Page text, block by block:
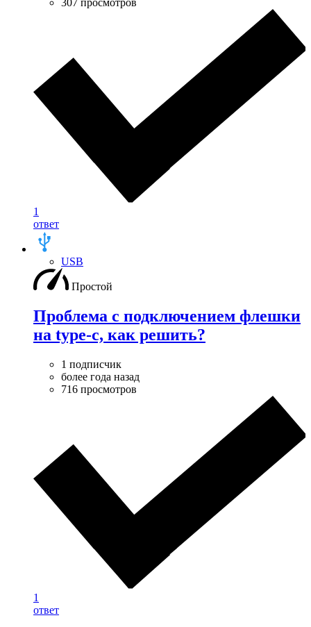
307 просмотров
1
ответ
USB
Простой
Проблема с подключением флешки
на type-c, как решить?
1 подписчик
более года назад
716 просмотров
1
ответ